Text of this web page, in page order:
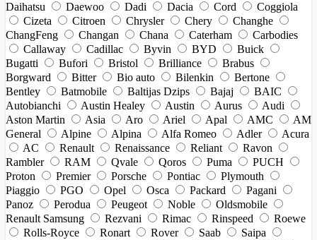
Daihatsu
Daewoo Dadi Dacia Cord
Coggiola
Cizeta
Citroen Chrysler Chery
Changhe
ChangFeng
Changan Chana Caterham
Carbodies
Callaway
Cadillac Byvin BYD
Buick
Bugatti
Bufori Bristol Brilliance
Brabus
Borgward
Bitter Bio auto Bilenkin
Bertone
Bentley
Batmobile Baltijas Dzips Bajaj
BAIC
Autobianchi
Austin Healey Austin Aurus
Audi
Aston Martin
Asia Aro Ariel Apal AMC
AM
General
Alpine Alpina Alfa Romeo Adler
Acura
AC
Renault Renaissance Reliant
Ravon
Rambler
RAM Qvale Qoros Puma
PUCH
Proton
Premier Porsche Pontiac
Plymouth
Piaggio
PGO Opel Osca Packard
Pagani
Panoz
Perodua Peugeot Noble
Oldsmobile
Renault Samsung
Rezvani Rimac Rinspeed
Roewe
Rolls-Royce
Ronart Rover Saab
Saipa